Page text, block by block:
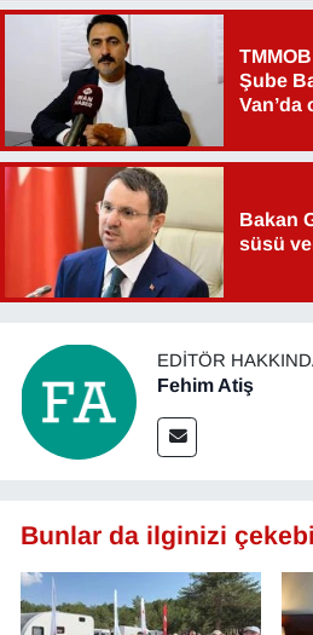
Şube
Bakan
süsü
EDITÖR
Fehim Atiş
Bunlar da ilginizi